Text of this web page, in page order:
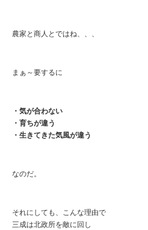
農家と商人とではね、、、
まぁ～要するに
・気が合わない
・育ちが違う
・生きてきた気風が違う
なのだ。
それにしても、こんな理由で
三成は北政所を敵に回し